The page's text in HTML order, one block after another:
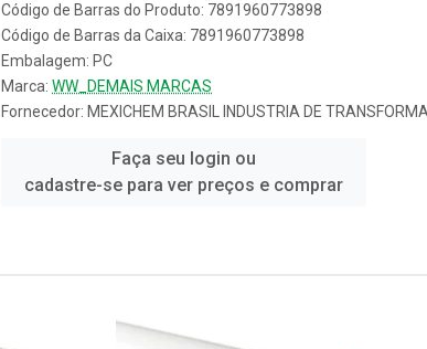
Código de Barras do Produto: 7891960773898
Código de Barras da Caixa: 7891960773898
Embalagem: PC
Marca: WW_DEMAIS MARCAS
Fornecedor: MEXICHEM BRASIL INDUSTRIA DE
Faça seu login ou
cadastre-se para ver preços e comprar